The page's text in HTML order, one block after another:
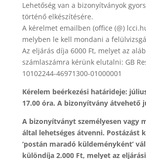
Lehetőség van a bizonyítványok
történő elkészítésére.
A kérelmet emailben (office (@)
melyben le kell mondani a
Az eljárás díja 6000 Ft, melyet az
számlaszámra kérünk elutalni: GB
10102244-46971300-01000001
Kérelem beérkezési határideje:
17.00 óra. A bizonyítvány átvehető
A bizonyítványt személyesen vagy
által lehetséges átvenni. Postázást
‘postán maradó küldeményként’
különdíja 2.000 Ft, melyet az